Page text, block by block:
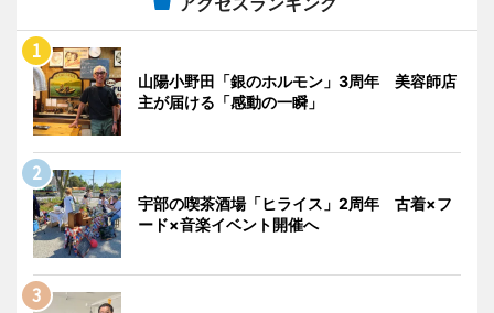
山陽小野田「銀のホルモン」3周年 美容師店
主が届ける「感動の一瞬」
宇部の喫茶酒場「ヒライス」2周年 古着×フ
ード×音楽イベント開催へ